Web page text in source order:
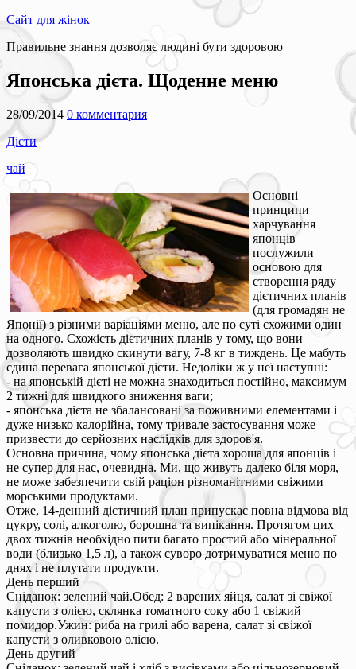
Сайт для жінок
Правильне знання дозволяє людині бути здоровою
Японська дієта. Щоденне меню
28/09/2014 0 комментария
Дієти
чай
Основні
принципи
харчування
японців
послужили
основою для
створення ряду
дієтичних планів
(для громадян не
Японії) з різними варіаціями меню, але по суті схожими один
на одного. Схожість дієтичних планів у тому, що вони
дозволяють швидко скинути вагу, 7-8 кг в тиждень. Це мабуть
єдина перевага японської дієти. Недоліки ж у неї наступні:
- на японській дієті не можна знаходиться постійно, максимум
2 тижні для швидкого зниження ваги;
- японська дієта не збалансовані за поживними елементами і
дуже низько калорійна, тому тривале застосування може
призвести до серйозних наслідків для здоров'я.
Основна причина, чому японська дієта хороша для японців і
не супер для нас, очевидна. Ми, що живуть далеко біля моря,
не може забезпечити свій раціон різноманітними свіжими
морськими продуктами.
Отже, 14-денний дієтичний план припускає повна відмова від
цукру, солі, алкоголю, борошна та випікання. Протягом цих
двох тижнів необхідно пити багато простий або мінеральної
води (близько 1,5 л), а також суворо дотримуватися меню по
днях і не плутати продукти.
День перший
Сніданок: зелений чай.Обед: 2 варених яйця, салат зі свіжої
капусти з олією, склянка томатного соку або 1 свіжий
помидор.Ужин: риба на грилі або варена, салат зі свіжої
капусти з оливковою олією.
День другий